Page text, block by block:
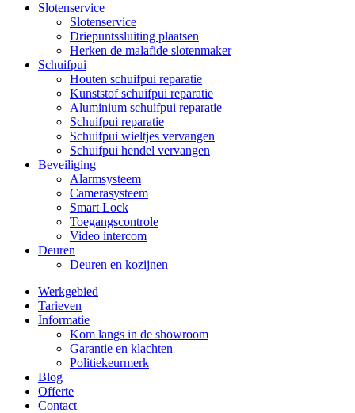
Slotenservice
Slotenservice
Driepuntssluiting plaatsen
Herken de malafide slotenmaker
Schuifpui
Houten schuifpui reparatie
Kunststof schuifpui reparatie
Aluminium schuifpui reparatie
Schuifpui reparatie
Schuifpui wieltjes vervangen
Schuifpui hendel vervangen
Beveiliging
Alarmsysteem
Camerasysteem
Smart Lock
Toegangscontrole
Video intercom
Deuren
Deuren en kozijnen
Werkgebied
Tarieven
Informatie
Kom langs in de showroom
Garantie en klachten
Politiekeurmerk
Blog
Offerte
Contact